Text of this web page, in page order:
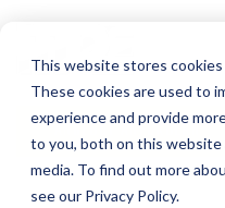
This website stores
These cookies are used to
experience and provide
to you, both on this
media. To find out more
see our Privacy Policy.
ANGEBOT ANFORDERN